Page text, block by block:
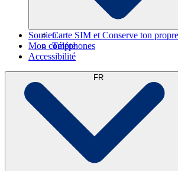
Carte SIM et Conserve ton
Téléphones
Soutien
Mon compte
Accessibilité
FR